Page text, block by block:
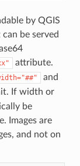
by QGIS
be served
attribute.
and
If width or
be
Images are
and not on